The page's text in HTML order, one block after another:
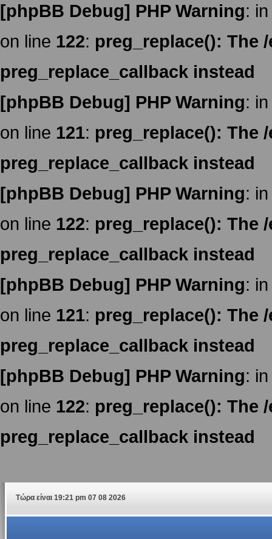
[phpBB Debug] PHP Warning:
on line 122: preg_replace(): The
preg_replace_callback instead
[phpBB Debug] PHP Warning:
on line 121: preg_replace(): The
preg_replace_callback instead
[phpBB Debug] PHP Warning:
on line 122: preg_replace(): The
preg_replace_callback instead
[phpBB Debug] PHP Warning:
on line 121: preg_replace(): The
preg_replace_callback instead
[phpBB Debug] PHP Warning:
on line 122: preg_replace(): The
preg_replace_callback instead
Τώρα είναι 19:21 pm 07 08 2026